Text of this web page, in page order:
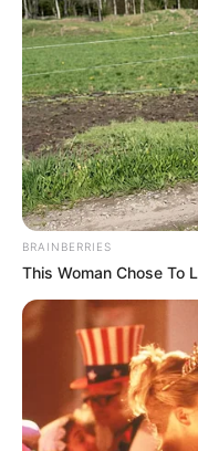
Vítima salta
BRAINBERRIES
This Woman Chose To